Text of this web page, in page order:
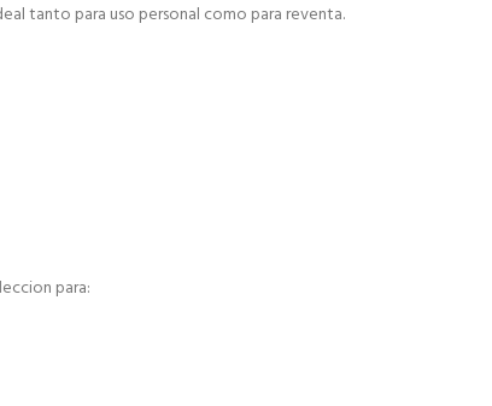
tanto para uso personal como para reventa.
para: